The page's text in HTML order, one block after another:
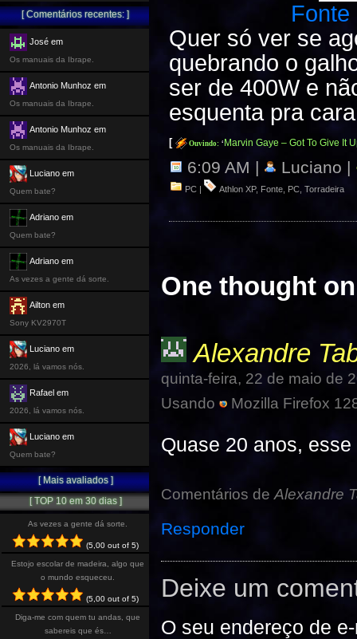
Fonte
Quer só ver se
quebrando o
ser de 400W e
esquenta pra
[ Ouvindo: ‘ Marvin Gaye – Got To Give It
6:09 AM | Luciano |
PC | Athlon XP, Fonte PC ,Torradeira
One thought
Alexandre
quinta-feira, 22 de maio de
Usando
Mozilla Firefox
Quase 20 anos,
Comentários deAlexandre
Responder
Deixe um
O seu endereço de
[ Comentários recentes: ]
José em
Os manuais da Ibrape.
Antonio Munhoz em
Os manuais da Ibrape.
Antonio Munhoz em
Os manuais da Ibrape.
Luciano em
Quem bate?
Adriano em
Quem bate?
Adriano em
As vezes a gente dá sorte.
Ailton em
Sony KV2970T
Luciano em
2026, lá vamos nós.
Rafael em
2026, lá vamos nós.
Luciano em
Quem bate?
[ Mais avaliados ]
[ TOP 10 em 30 dias ]
As vezes a gente dá sorte.
(5,00 out of 5)
Estojo escolar de madeira, algo que
o mundo esqueceu.
(5,00 out of 5)
Diga-me com quem tu andas, que
sabereis que és…